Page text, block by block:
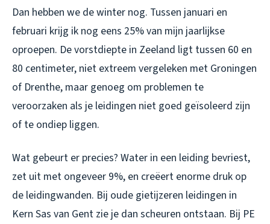
Dan hebben we de winter nog. Tussen januari en
februari krijg ik nog eens 25% van mijn jaarlijkse
oproepen. De vorstdiepte in Zeeland ligt tussen 60 en
80 centimeter, niet extreem vergeleken met Groningen
of Drenthe, maar genoeg om problemen te
veroorzaken als je leidingen niet goed geïsoleerd zijn
of te ondiep liggen.
Wat gebeurt er precies? Water in een leiding bevriest,
zet uit met ongeveer 9%, en creëert enorme druk op
de leidingwanden. Bij oude gietijzeren leidingen in
Kern Sas van Gent zie je dan scheuren ontstaan. Bij PE